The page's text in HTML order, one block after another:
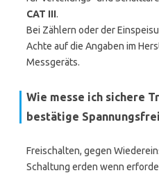
CAT III.
Bei Zählern oder der
Achte auf die Angaben im
Messgeräts.
Wie messe ich sichere
bestätige
Freischalten, gegen
Schaltung erden wenn